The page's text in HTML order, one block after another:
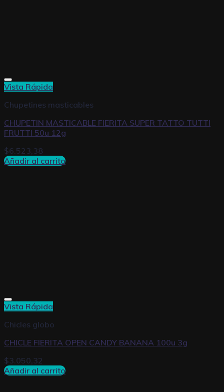
Vista Rápida
Chupetines masticables
CHUPETIN MASTICABLE FIERITA SUPER TATTO TUTTI
FRUTTI 50u 12g
$6.523,38
Añadir al carrito
Vista Rápida
Chicles globo
CHICLE FIERITA OPEN CANDY BANANA 100u 3g
$3.050,32
Añadir al carrito